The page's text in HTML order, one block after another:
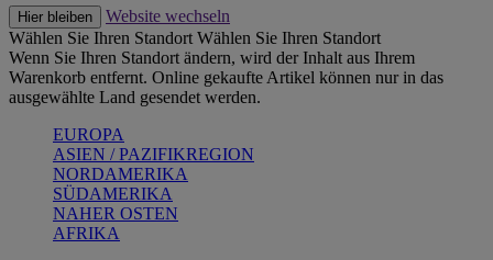
Hier bleiben
Website wechseln
Wählen Sie Ihren Standort Wählen Sie Ihren Standort
Wenn Sie Ihren Standort ändern, wird der Inhalt aus Ihrem
Warenkorb entfernt. Online gekaufte Artikel können nur in das
ausgewählte Land gesendet werden.
EUROPA
ASIEN / PAZIFIKREGION
NORDAMERIKA
SÜDAMERIKA
NAHER OSTEN
AFRIKA